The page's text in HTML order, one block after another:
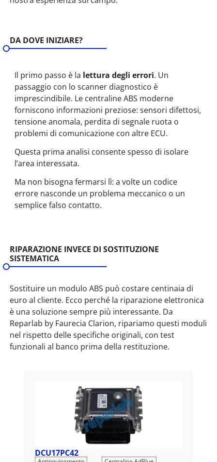
DA DOVE INIZIARE?
Il primo passo è la lettura degli errori. Un
passaggio con lo scanner diagnostico è
imprescindibile. Le centraline ABS moderne
forniscono informazioni preziose: sensori difettosi,
tensione anomala, perdita di segnale ruota o
problemi di comunicazione con altre ECU.
Questa prima analisi consente spesso di isolare
l’area interessata.
Ma non bisogna fermarsi lì: a volte un codice
errore nasconde un problema meccanico o un
semplice falso contatto.
RIPARAZIONE INVECE DI SOSTITUZIONE
SISTEMATICA
Sostituire un modulo ABS può costare centinaia di
euro al cliente. Ecco perché la riparazione elettronica
è una soluzione sempre più interessante. Da
Reparlab by Faurecia Clarion, ripariamo questi moduli
nel rispetto delle specifiche originali, con test
funzionali al banco prima della restituzione.
DCU17PC42